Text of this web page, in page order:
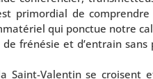
pri­mor­dial de com­prendre
qui ponc­tue notre
fré­né­sie et d’en­train
Saint-Valentin se croisent